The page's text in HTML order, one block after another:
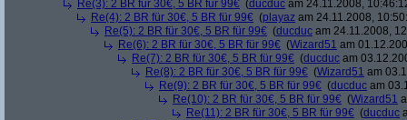
Re(3): 2 BR für 30€, 5 BR für 99€ (ducduc am 24.11.2008,
Re(4): 2 BR für 30€, 5 BR für 99€ (playaz am 24.11.2008,
Re(5): 2 BR für 30€, 5 BR für 99€ (ducduc am 24.11.2008,
Re(6): 2 BR für 30€, 5 BR für 99€ (Wizard51 am
Re(7): 2 BR für 30€, 5 BR für 99€ (ducduc am
Re(8): 2 BR für 30€, 5 BR für 99€ (Wizard51 am
Re(9): 2 BR für 30€, 5 BR für 99€ (ducduc am
Re(10): 2 BR für 30€, 5 BR für 99€ (Wizard51
Re(11): 2 BR für 30€, 5 BR für 99€ (ducduc